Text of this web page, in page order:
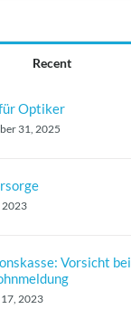
Recent
Optiker
31, 2025
2023
Vorsicht bei
17, 2023